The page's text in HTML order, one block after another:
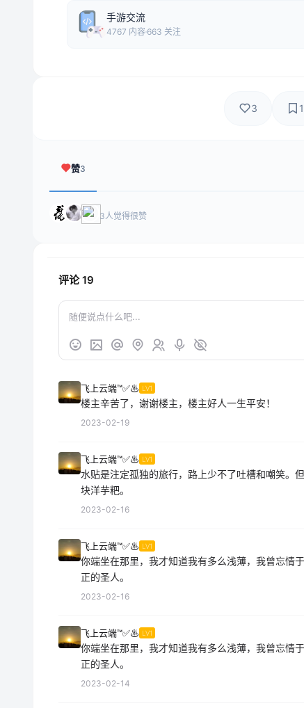
手游交流
4767 内容 663 关注
3 1
赞3
3人觉得很赞
评论19
飞上云端™✅♨ LV1
楼主辛苦了，谢谢楼主，楼主好人一生平安！
2023-02-19
飞上云端™✅♨ LV1
水贴是注定孤独的旅行，路上少不了吐槽和嘲笑。
块洋芋粑。
2023-02-16
飞上云端™✅♨ LV1
你端坐在那里，我才知道我有多么浅薄，我曾忘情
正的圣人。
2023-02-16
飞上云端™✅♨ LV1
你端坐在那里，我才知道我有多么浅薄，我曾忘情
正的圣人。
2023-02-14